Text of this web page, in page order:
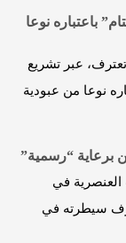
باعتباره نوعا
عبر تشريع
نوعا من عبودية
برعاية “رسمية”
العنصرية في
سيطرته في